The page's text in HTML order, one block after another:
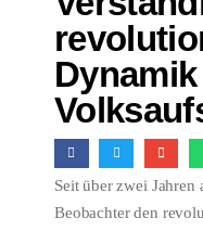
THEMEN
Im Austausch
ÜBER EMANZIPATION
Seit über zwei
Beobachter den